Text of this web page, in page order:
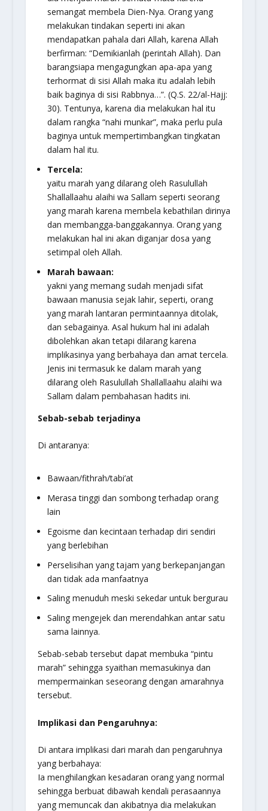
semangat membela Dien-Nya. Orang yang
melakukan tindakan seperti ini akan
mendapatkan pahala dari Allah, karena Allah
berfirman: “Demikianlah (perintah Allah). Dan
barangsiapa mengagungkan apa-apa yang
terhormat di sisi Allah maka itu adalah lebih
baik baginya di sisi Rabbnya…”. (Q.S. 22/al-Hajj:
30). Tentunya, karena dia melakukan hal itu
dalam rangka “nahi munkar”, maka perlu pula
baginya untuk mempertimbangkan tingkatan
dalam hal itu.
Tercela:
yaitu marah yang dilarang oleh Rasulullah
Shallallaahu alaihi wa Sallam seperti seorang
yang marah karena membela kebathilan dirinya
dan membangga-banggakannya. Orang yang
melakukan hal ini akan diganjar dosa yang
setimpal oleh Allah.
Marah bawaan:
yakni yang memang sudah menjadi sifat
bawaan manusia sejak lahir, seperti, orang
yang marah lantaran permintaannya ditolak,
dan sebagainya. Asal hukum hal ini adalah
dibolehkan akan tetapi dilarang karena
implikasinya yang berbahaya dan amat tercela.
Jenis ini termasuk ke dalam marah yang
dilarang oleh Rasulullah Shallallaahu alaihi wa
Sallam dalam pembahasan hadits ini.
Sebab-sebab terjadinya
Di antaranya:
Bawaan/fithrah/tabi’at
Merasa tinggi dan sombong terhadap orang
lain
Egoisme dan kecintaan terhadap diri sendiri
yang berlebihan
Perselisihan yang tajam yang berkepanjangan
dan tidak ada manfaatnya
Saling menuduh meski sekedar untuk bergurau
Saling mengejek dan merendahkan antar satu
sama lainnya.
Sebab-sebab tersebut dapat membuka “pintu
marah” sehingga syaithan memasukinya dan
mempermainkan seseorang dengan amarahnya
tersebut.
Implikasi dan Pengaruhnya:
Di antara implikasi dari marah dan pengaruhnya
yang berbahaya:
Ia menghilangkan kesadaran orang yang normal
sehingga berbuat dibawah kendali perasaannya
yang memuncak dan akibatnya dia melakukan